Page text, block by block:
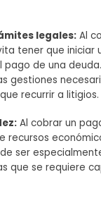
legales: Al
tener que iniciar
de una
gestiones
recurrir a litigios.
Al cobrar un
recursos
ser
que se requiere